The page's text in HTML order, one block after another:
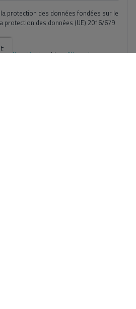
protection des données fondées sur le
protection des données (UE) 2016/679
mentions légaleset lapolitique de